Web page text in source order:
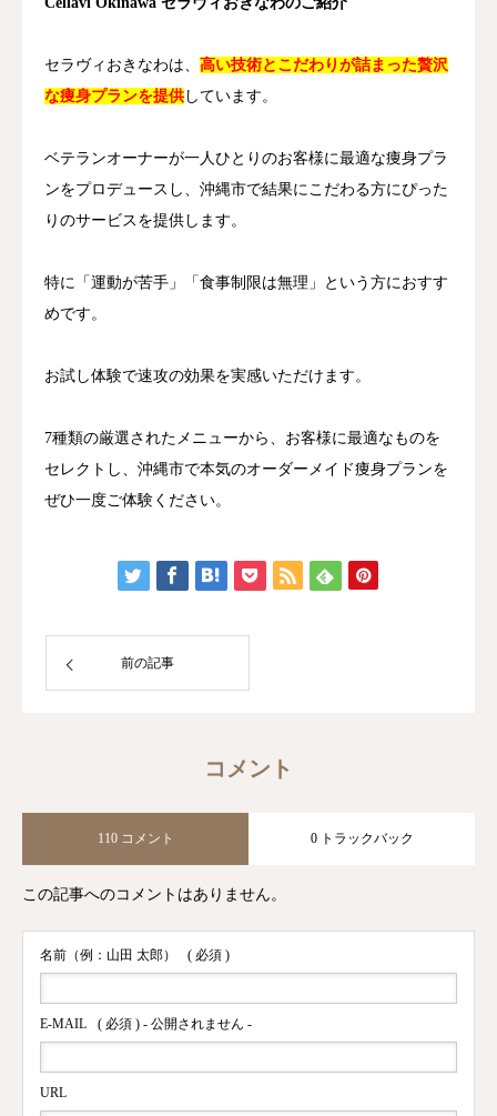
セラヴィおきなわは、 高い技術とこだわりが詰まった贅沢
な痩身プランを提供しています。
ベテランオーナーが一人ひとりのお客様に最適な痩身プラ
ンをプロデュースし、沖縄市で結果にこだわる方にぴった
りのサービスを提供します。
特に「運動が苦手」「食事制限は無理」という方におすす
めです。
お試し体験で速攻の効果を実感いただけます。
7種類の厳選されたメニューから、お客様に最適なものを
セレクトし、沖縄市で本気のオーダーメイド痩身プランを
ぜひ一度ご体験ください。
前の記事
コメント
110 コメント 0 トラックバック
この記事へのコメントはありません。
名前（例：山田 太郎） ( 必須 )
E-MAIL ( 必須 ) - 公開されません -
URL